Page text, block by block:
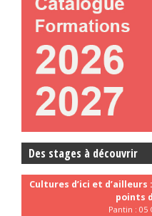
Des stages à découvrir
Cultures d’ici et
points
Pantin : 05